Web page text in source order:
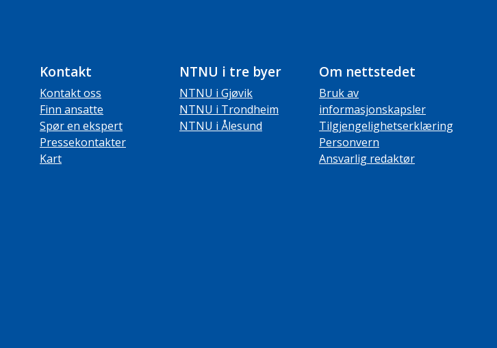
Kontakt
Kontakt oss
Finn ansatte
Spør en ekspert
Pressekontakter
Kart
NTNU i tre byer
NTNU i Gjøvik
NTNU i Trondheim
NTNU i Ålesund
Om nettstedet
Bruk av
informasjonskapsler
Tilgjengelighetserklæring
Personvern
Ansvarlig redaktør